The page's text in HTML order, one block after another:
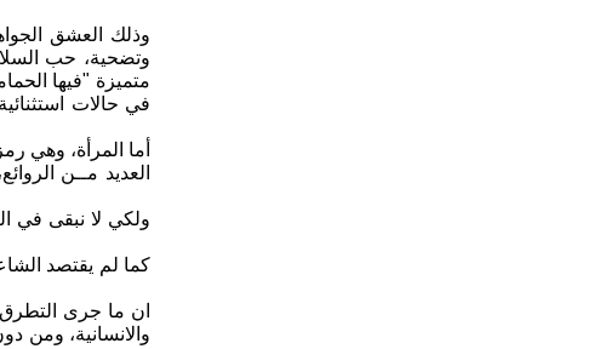
وتضحية، حب
متميزة "فيها
في حالات
العديد مــن
كما لم يقتصد
ان ما جرى
والانسانية،